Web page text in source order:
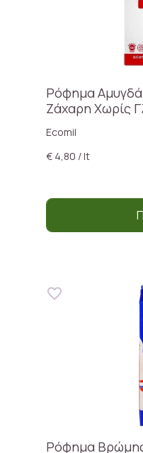
Ρόφημα
Ζάxαρη Χωρίς
Ecomil
€ 4,80 / lt
Ρόφημα